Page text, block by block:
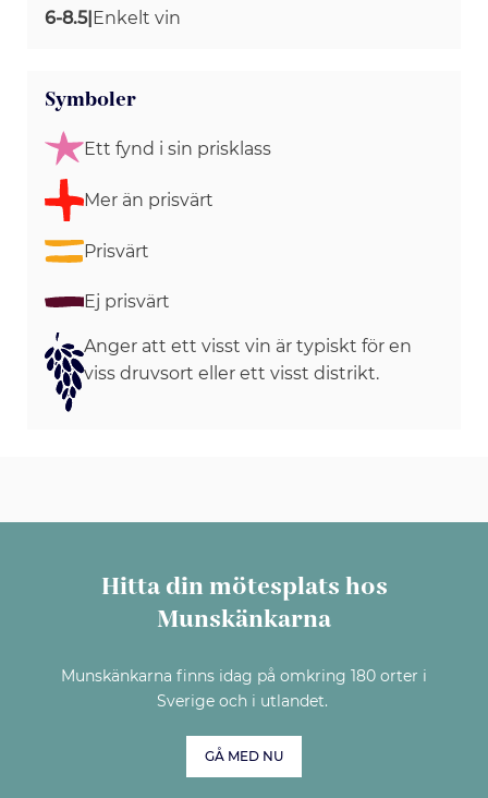
6-8.5|Enkelt vin
Symboler
Ett fynd i sin prisklass
Mer än prisvärt
Prisvärt
Ej prisvärt
Anger att ett visst vin är typiskt för en
viss druvsort eller ett visst distrikt.
Hitta din mötesplats hos
Munskänkarna
Munskänkarna finns idag på omkring 180 orter i
Sverige och i utlandet.
GÅ MED NU